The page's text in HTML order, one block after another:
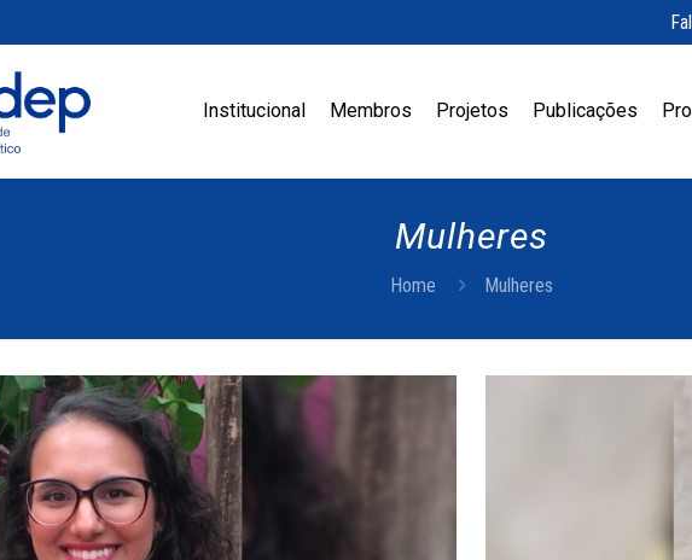
Institucional Membros Projetos Publicações
Mulheres
Home Mulheres